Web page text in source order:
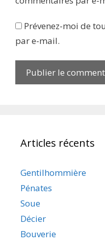
Prévenez-moi de
par e-mail.
Articles récents
Gentilhommière
Pénates
Soue
Décier
Bouverie